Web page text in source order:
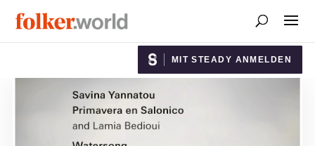
MIT STEADY ANMELDEN